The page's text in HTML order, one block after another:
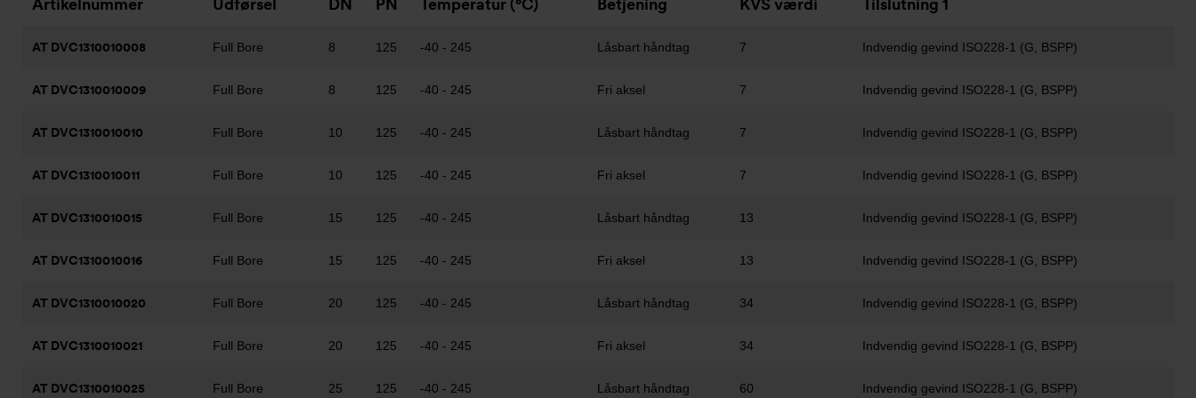
Artikelnummer Udførsel DN PN Temperatur (°C) Betjening KVS værdi Tilslutning 1
AT DVC1310010008 Full Bore 8 125 -40 - 245 Låsbart håndtag 7 Indvendig gevind ISO228-1 (G, BSPP)
AT DVC1310010009 Full Bore 8 125 -40 - 245 Fri aksel 7 Indvendig gevind ISO228-1 (G, BSPP)
AT DVC1310010010 Full Bore 10 125 -40 - 245 Låsbart håndtag 7 Indvendig gevind ISO228-1 (G, BSPP)
AT DVC1310010011 Full Bore 10 125 -40 - 245 Fri aksel 7 Indvendig gevind ISO228-1 (G, BSPP)
AT DVC1310010015 Full Bore 15 125 -40 - 245 Låsbart håndtag 13 Indvendig gevind ISO228-1 (G, BSPP)
AT DVC1310010016 Full Bore 15 125 -40 - 245 Fri aksel 13 Indvendig gevind ISO228-1 (G, BSPP)
AT DVC1310010020 Full Bore 20 125 -40 - 245 Låsbart håndtag 34 Indvendig gevind ISO228-1 (G, BSPP)
AT DVC1310010021 Full Bore 20 125 -40 - 245 Fri aksel 34 Indvendig gevind ISO228-1 (G, BSPP)
AT DVC1310010025 Full Bore 25 125 -40 - 245 Låsbart håndtag 60 Indvendig gevind ISO228-1 (G, BSPP)